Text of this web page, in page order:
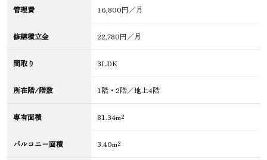
管理費 16,800円／月
修繕積立金 22,780円／月
間取り 3LDK
所在階/階数 1階・2階／地上4階
専有面積 81.34m²
バルコニー面積 3.40m²